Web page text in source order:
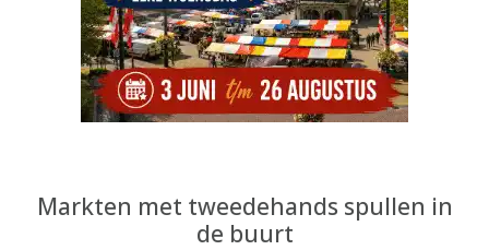
Markten met tweedehands spullen in
de buurt